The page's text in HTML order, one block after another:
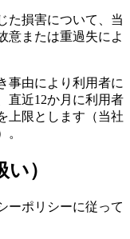
た損害について、当
意または重過失によ
事由により利用者に
直近12か月に利用者
上限とします（当社
。
）
ーポリシーに従って